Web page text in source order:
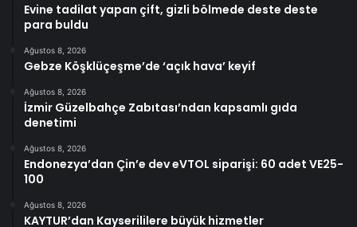
Evine tadilat yapan çift, gizli bölmede deste deste
para buldu
Ağustos 8, 2026
Gebze Köşklüçeşme’de ‘açık hava’ keyif
Ağustos 8, 2026
İzmir Güzelbahçe Zabıtası’ndan kapsamlı gıda
denetimi
Ağustos 8, 2026
Endonezya’dan Çin’e dev eVTOL siparişi: 60 adet VE25-
100
Ağustos 8, 2026
KAYTUR’dan Kayserililere büyük hizmetler